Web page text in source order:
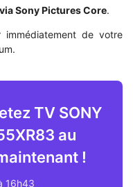
Sony Pictures Core.
immédiatement de votre
TV SONY
au
!
16h43